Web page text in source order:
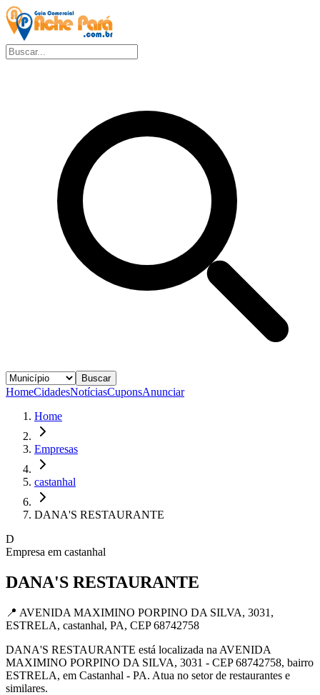
Buscar
HomeCidadesNotíciasCuponsAnunciar
Home
Empresas
castanhal
DANA'S RESTAURANTE
D
Empresa em castanhal
DANA'S RESTAURANTE
📍 AVENIDA MAXIMINO PORPINO DA SILVA, 3031,
ESTRELA, castanhal, PA, CEP 68742758
DANA'S RESTAURANTE está localizada na AVENIDA
MAXIMINO PORPINO DA SILVA, 3031 - CEP 68742758, bairro
ESTRELA, em Castanhal - PA. Atua no setor de restaurantes e
similares.